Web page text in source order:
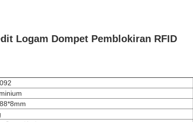
Logam Dompet Pemblokiran RFID